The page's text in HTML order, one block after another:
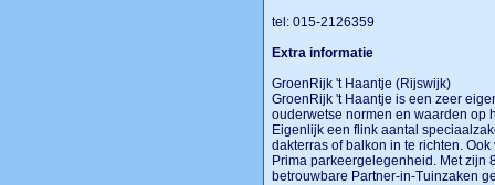
tel: 015-2126359
Extra informatie
GroenRijk 't Haantje (Rijswijk)
GroenRijk 't Haantje is een zeer
ouderwetse normen en waarden op
Eigenlijk een flink aantal
dakterras of balkon in te richten.
Prima parkeergelegenheid. Met zijn
betrouwbare Partner-in-Tuinzaken